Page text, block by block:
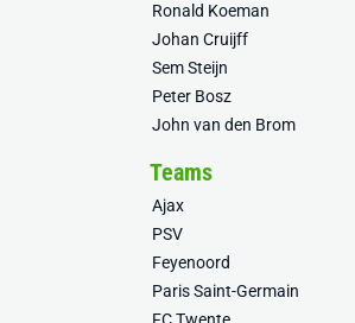
Ronald Koeman
Johan Cruijff
Sem Steijn
Peter Bosz
John van den Brom
Teams
Ajax
PSV
Feyenoord
Paris Saint-Germain